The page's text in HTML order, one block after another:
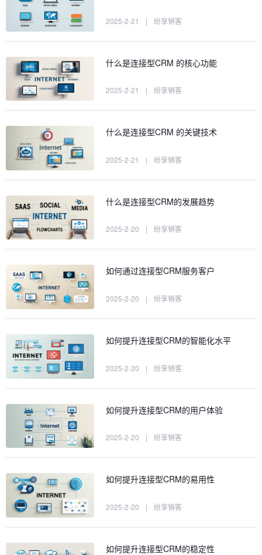
2025-2-21 | 纷享销客
什么是连接型CRM 的核心功能
2025-2-21 | 纷享销客
什么是连接型CRM 的关键技术
2025-2-21 | 纷享销客
什么是连接型CRM的发展趋势
2025-2-20 | 纷享销客
如何通过连接型CRM服务客户
2025-2-20 | 纷享销客
如何提升连接型CRM的智能化水平
2025-2-20 | 纷享销客
如何提升连接型CRM的用户体验
2025-2-20 | 纷享销客
如何提升连接型CRM的易用性
2025-2-20 | 纷享销客
如何提升连接型CRM的稳定性